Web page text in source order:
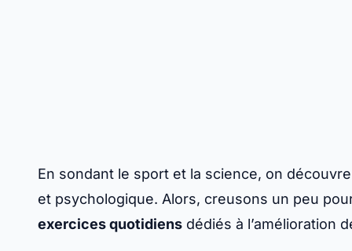
En sondant le sport et la science, on
et psychologique. Alors, creusons un peu
exercices quotidiens dédiés à l’amélioration